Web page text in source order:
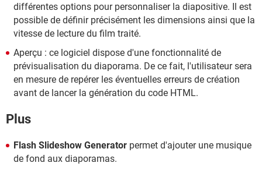
différentes options pour personnaliser la diapositive. Il est
possible de définir précisément les dimensions ainsi que la
vitesse de lecture du film traité.
Aperçu : ce logiciel dispose d'une fonctionnalité de
prévisualisation du diaporama. De ce fait, l'utilisateur sera
en mesure de repérer les éventuelles erreurs de création
avant de lancer la génération du code HTML.
Plus
Flash Slideshow Generator permet d'ajouter une musique
de fond aux diaporamas.